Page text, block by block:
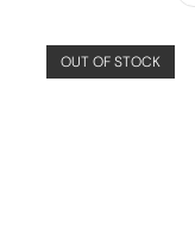
OUT OF STOCK